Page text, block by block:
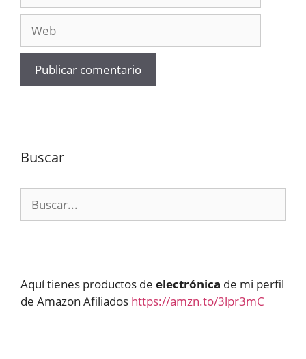
Buscar
Aquí tienes productos de electrónica de mi perfil
de Amazon Afiliados https://amzn.to/3lpr3mC